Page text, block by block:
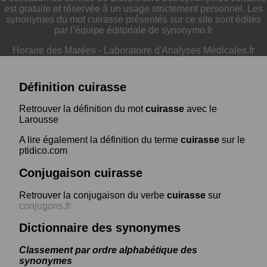
est gratuite et réservée à un usage strictement personnel. Les
synonymes du mot cuirasse présentés sur ce site sont édités
par l’équipe éditoriale de synonymo.fr
Horaire des Marées - Laboratoire d'Analyses Médicales.fr
Définition cuirasse
Retrouver la définition du motcuirasse avec le
Larousse
A lire également la définition du terme cuirasse sur le
ptidico.com
Conjugaison cuirasse
Retrouver la conjugaison du verbe cuirasse sur
conjugons.fr
Dictionnaire des synonymes
Classement par ordre alphabétique des
synonymes